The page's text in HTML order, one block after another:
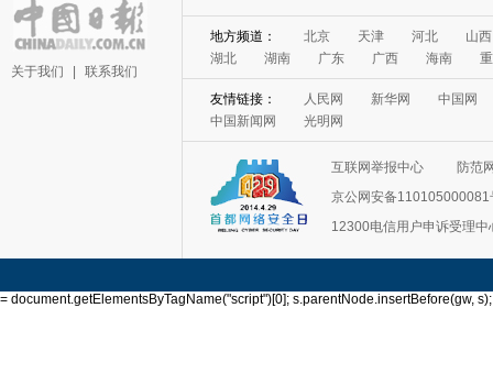
关于我们 联系我们
地方频道： 北京 天津 河北
山西
湖北
湖南 广东 广西 海南
友情链接： 人民网 新华网
中国网
中国新闻网
光明网
互联网举报中心
防范
京公网安备110105000081
12300电信用户申诉受理中
= document.getElementsByTagName("script")[0]; s.parentNode.insertBefore(gw,